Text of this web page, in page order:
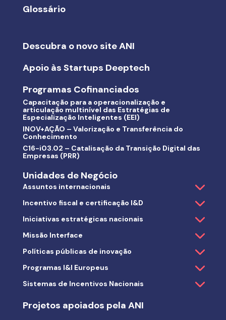
Glossário
Descubra o novo site ANI
Apoio às Startups Deeptech
Programas Cofinanciados
Capacitação para a operacionalização e
articulação multinível das Estratégias de
Especialização Inteligentes (EEI)
INOV+AÇÃO – Valorização e Transferência do
Conhecimento
C16-i03.02 – Catalisação da Transição Digital das
Empresas (PRR)
Unidades de Negócio
Assuntos internacionais
Incentivo fiscal e certificação I&D
Iniciativas estratégicas nacionais
Missão Interface
Políticas públicas de inovação
Programas I&I Europeus
Sistemas de Incentivos Nacionais
Projetos apoiados pela ANI